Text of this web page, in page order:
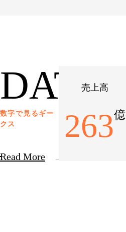
数字で見るギー
クス
DATA
売上高
263億
Read More